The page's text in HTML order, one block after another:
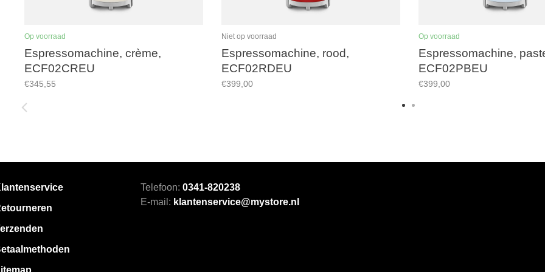
Op voorraad
Espressomachine, crème,
ECF02CREU
€345,55
Niet op voorraad
Espressomachine, rood,
ECF02RDEU
€399,00
Op voorraad
Espressomachine,
ECF02PBEU
€399,00
Telefoon: 0341-820238
E-mail: klantenservice@mystore.nl